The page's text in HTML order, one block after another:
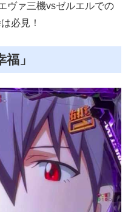
ヴァ三機vsゼルエルでの
必見！
」